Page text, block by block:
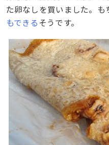
た卵なしを買いました。も
もできる そうです。